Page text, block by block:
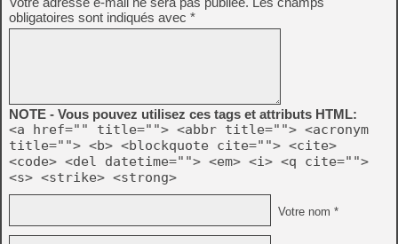
obligatoires sont indiqués avec *
NOTE - Vous pouvez utilisez ces tags et attributs HTML:
<a href="" title=""> <abbr title=""> <acronym
title=""> <b> <blockquote cite=""> <cite>
<code> <del datetime=""> <em> <i> <q cite="">
<s> <strike> <strong>
Votre nom *